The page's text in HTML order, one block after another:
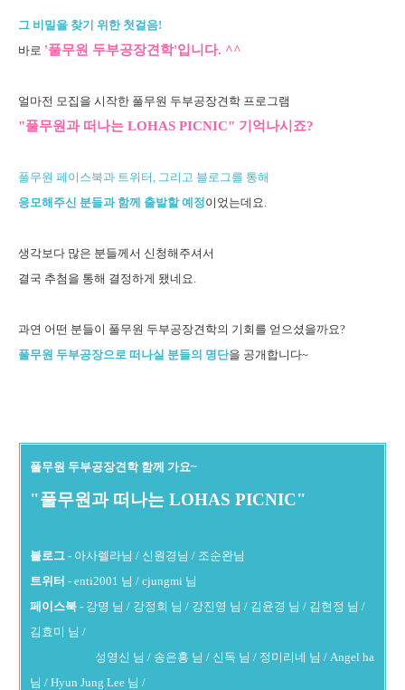
그 비밀을 찾기 위한 첫걸음!
바로 '풀무원 두부공장견학'입니다. ^^
얼마전 모집을 시작한 풀무원 두부공장견학 프로그램
"풀무원과 떠나는 LOHAS PICNIC" 기억나시죠?
풀무원 페이스북과 트위터, 그리고 블로그를 통해
응모해주신 분들과 함께 출발할 예정이었는데요.
생각보다 많은 분들께서 신청해주셔서
결국 추첨을 통해 결정하게 됐네요.
과연 어떤 분들이 풀무원 두부공장견학의 기회를 얻으셨을까요?
풀무원 두부공장으로 떠나실 분들의 명단을 공개합니다~
풀무원 두부공장견학 함께 가요~
"풀무원과 떠나는 LOHAS PICNIC"
블로그 - 아사렐라님 / 신원경님 / 조순완님
트위터 - enti2001 님 / cjungmi 님
페이스북 - 강명 님 / 강정희 님 / 강진영 님 / 김윤경 님 / 김현정 님 /
김효미 님 /
성영신 님 / 송은홍 님 / 신독 님 / 정미리네 님 / Angel ha
님 / Hyun Jung Lee 님 /